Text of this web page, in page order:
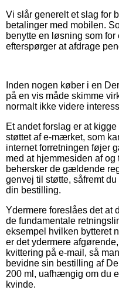
Vi slår generelt et slag for
betalinger med mobilen.
benytte en løsning som
efterspørger at afdrage
Inden nogen køber i en
på en vis måde skimme
normalt ikke videre
Et andet forslag er at
støttet af e-mærket, som
internet forretningen føjer
med at hjemmesiden af
behersker de gældende
genvej til støtte, såfremt
din bestilling.
Ydermere foreslåes det at
de fundamentale
eksempel hvilken bytteret
er det ydermere
kvittering på e-mail, så
bevidne sin bestilling af
200 ml, uafhængig om du
kvinde.